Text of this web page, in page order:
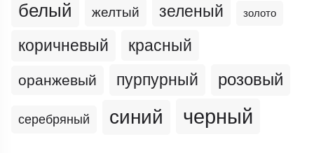
белый желтый зеленый золото
коричневый красный
оранжевый пурпурный розовый
серебряный синий черный